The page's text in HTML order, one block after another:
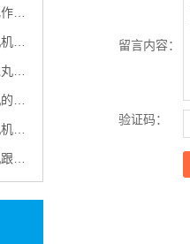
质
谱
置
点
成
势
留言内容：
验证码：